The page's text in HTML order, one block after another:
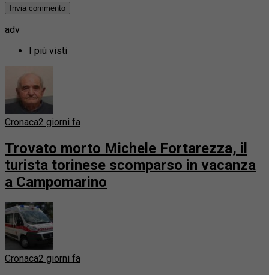
adv
I più visti
Cronaca2 giorni fa
Trovato morto Michele Fortarezza, il
turista torinese scomparso in vacanza
a Campomarino
Cronaca2 giorni fa